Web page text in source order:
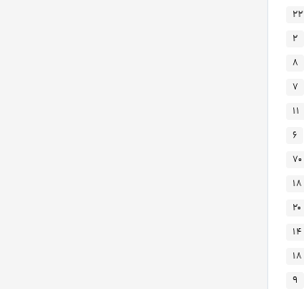
۲۲
۲
۸
۷
۱۱
۶
۷۰
۱۸
۲۰
۱۴
۱۸
۹